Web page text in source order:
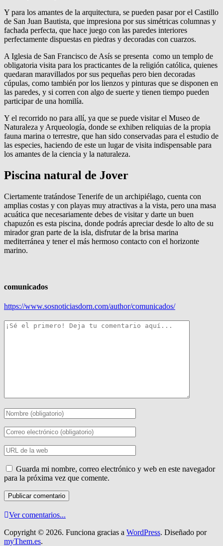
Y para los amantes de la arquitectura, se pueden pasar por el Castillo
de San Juan Bautista, que impresiona por sus simétricas columnas y
fachada perfecta, que hace juego con las paredes interiores
perfectamente dispuestas en piedras y decoradas con cuarzos.
A Iglesia de San Francisco de Asís se presenta como un templo de
obligatoria visita para los practicantes de la religión católica, quienes
quedaran maravillados por sus pequeñas pero bien decoradas
cúpulas, como también por los lienzos y pinturas que se disponen en
las paredes, y si corren con algo de suerte y tienen tiempo pueden
participar de una homilía.
Y el recorrido no para allí, ya que se puede visitar el Museo de
Naturaleza y Arqueología, donde se exhiben reliquias de la propia
fauna marina o terrestre, que han sido conservadas para el estudio de
las especies, haciendo de este un lugar de visita indispensable para
los amantes de la ciencia y la naturaleza.
Piscina natural de Jover
Ciertamente tratándose Tenerife de un archipiélago, cuenta con
amplias costas y con playas muy atractivas a la vista, pero una masa
acuática que necesariamente debes de visitar y darte un buen
chapuzón es esta piscina, donde podrás apreciar desde lo alto de su
mirador gran parte de la isla, disfrutar de la brisa marina
mediterránea y tener el más hermoso contacto con el horizonte
marino.
comunicados
https://www.sosnoticiasdorn.com/author/comunicados/
Guarda mi nombre, correo electrónico y web en este navegador
para la próxima vez que comente.
Ver comentarios...
Copyright © 2026. Funciona gracias a WordPress. Diseñado por
myThem.es.